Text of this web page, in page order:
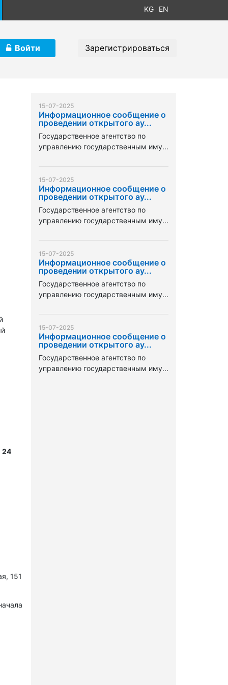
KG EN
Войти Зарегистрироваться
24
151
15-07-2025
Информационное сообщение о
проведении открытого ау...
Государственное агентство по
управлению государственным иму...
15-07-2025
Информационное сообщение о
проведении открытого ау...
Государственное агентство по
управлению государственным иму...
15-07-2025
Информационное сообщение о
проведении открытого ау...
Государственное агентство по
управлению государственным иму...
15-07-2025
Информационное сообщение о
проведении открытого ау...
Государственное агентство по
управлению государственным иму...